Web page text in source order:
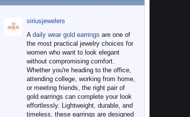
siriusjewelers
A daily wear gold earrings are one of
the most practical jewelry choices for
women who want to look elegant
without compromising comfort.
Whether you're heading to the office,
attending college, working from home,
or meeting friends, the right pair of
gold earrings can complete your look
effortlessly. Lightweight, durable, and
timeless, these earrings are designed